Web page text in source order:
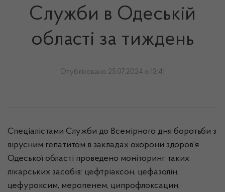
Служби в Одеській
області за тиждень
Опубліковано 25.07.2024 о 13:41
Спеціалістами Служби до Всемірного дня боротьби з
вірусним гепатитом в закладах охорони здоров’я
Одеської області проведено моніторинг таких
лікарських засобів: цефтріаксон, цефазолін,
цефуроксим, меропенем, ципрофлоксацин,